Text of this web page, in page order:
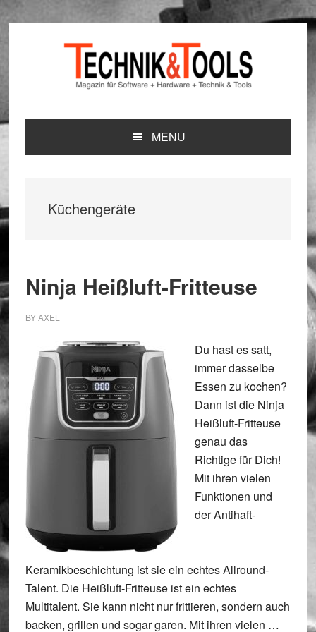
Zur
Hauptnavigation
Zum
Inhalt
Zur
Seitenspalte
MENU
Küchengeräte
Ninja Heißluft-Fritteuse
BYAXEL
Du hast es satt,
immer dasselbe
Essen zu kochen?
Dann ist die Ninja
Heißluft-Fritteuse
genau das
Richtige für Dich!
Mit ihren vielen
Funktionen und
der Antihaft-
Keramikbeschichtung ist sie ein echtes Allround-
Talent. Die Heißluft-Fritteuse ist ein echtes
Multitalent. Sie kann nicht nur frittieren, sondern auch
backen, grillen und sogar garen. Mit ihren vielen …